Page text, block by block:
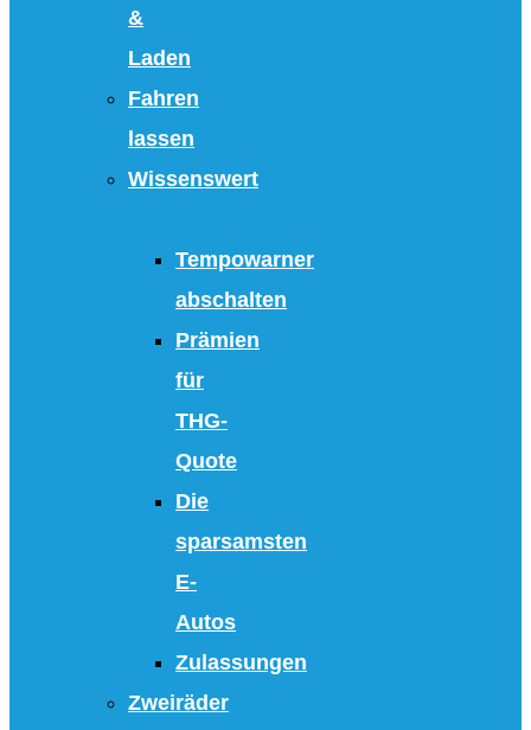
&
Laden
Fahren
lassen
Wissenswert
Tempowarner
abschalten
Prämien
für
THG-
Quote
Die
sparsamsten
E-
Autos
Zulassungen
Zweiräder